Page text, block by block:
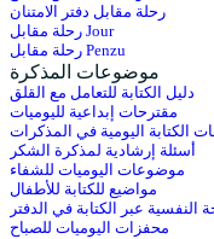
رحلة مقابل دفتر الامتنان
رحلة مقابل Jour
رحلة مقابل Penzu
موضوعات المذكرة
دليل الكتابة للتعامل مع القلق
مقترحات إبداعية لليوميات
الكتابة اليومية في المذكرات
أسئلة إرشادية لمذكرة الشكر
موضوعات اليوميات للشفاء
مواضيع للكتابة للأطفال
عبر الكتابة في الدفتر
محفزات اليوميات للصباح